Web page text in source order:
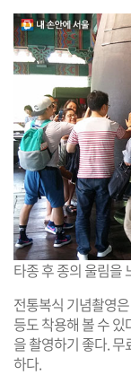
타종 후 종의 울림
전통복식 기념촬영
등도 착용해 볼 수
을 촬영하기 좋다.
하다.